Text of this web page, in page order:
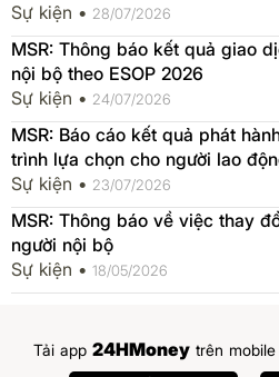
Sự kiện • 28/07/2026
MSR: Thông báo kết quả giao
nội bộ theo ESOP 2026
Sự kiện • 24/07/2026
MSR: Báo cáo kết quả phát
trình lựa chọn cho người lao
Sự kiện • 23/07/2026
MSR: Thông báo về việc thay
người nội bộ
Sự kiện • 18/05/2026
Tải app 24HMoney trên mobile